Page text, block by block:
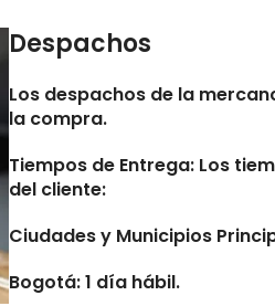
Despachos
Los despachos de la
la compra.
Tiempos de Entrega: Los
del cliente:
Ciudades y Municipios
Bogotá: 1 día hábil.